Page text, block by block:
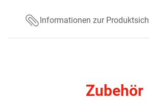
Informationen zur
Zubehör